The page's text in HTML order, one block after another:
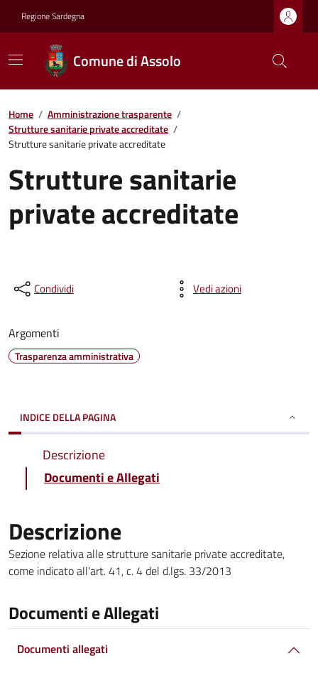
Regione Sardegna
Comune di Assolo
Home / Amministrazione trasparente /
Strutture sanitarie private accreditate /
Strutture sanitarie private accreditate
Strutture sanitarie
private accreditate
Condividi Vedi azioni
Argomenti
Trasparenza amministrativa
INDICE DELLA PAGINA
Descrizione
Documenti e Allegati
Descrizione
Sezione relativa alle strutture sanitarie private accreditate,
come indicato all'art. 41, c. 4 del d.lgs. 33/2013
Documenti e Allegati
Documenti allegati